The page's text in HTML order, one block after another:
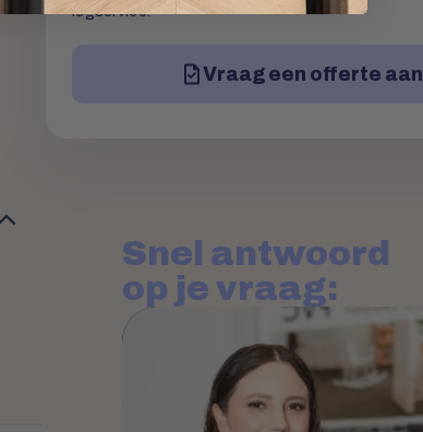
legservice.
Vraag een offerte aan
Snel antwoord
op je vraag: